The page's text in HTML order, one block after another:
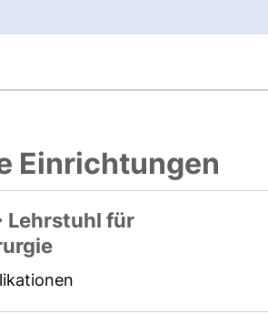
Einrichtungen
Lehrstuhl für